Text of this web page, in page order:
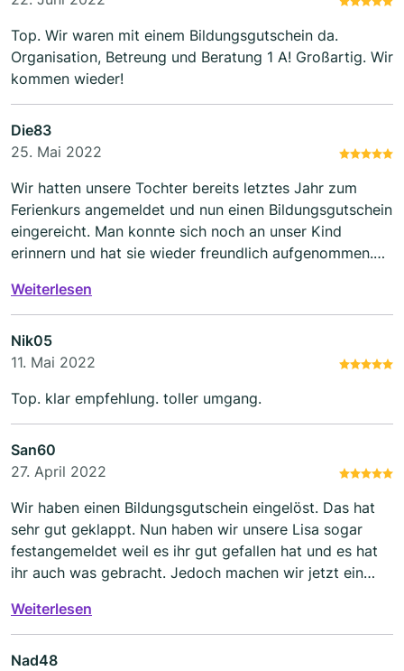
Top. Wir waren mit einem Bildungsgutschein da.
Organisation, Betreung und Beratung 1 A! Großartig. Wir
kommen wieder!
Die83
25. Mai 2022
Wir hatten unsere Tochter bereits letztes Jahr zum
Ferienkurs angemeldet und nun einen Bildungsgutschein
eingereicht. Man konnte sich noch an unser Kind
erinnern und hat sie wieder freundlich aufgenommen.
Nachhilfelehrer sehr nett und kompetent.
Weiterlesen
Nik05
11. Mai 2022
Top. klar empfehlung. toller umgang.
San60
27. April 2022
Wir haben einen Bildungsgutschein eingelöst. Das hat
sehr gut geklappt. Nun haben wir unsere Lisa sogar
festangemeldet weil es ihr gut gefallen hat und es hat
ihr auch was gebracht. Jedoch machen wir jetzt ein
Weiterlesen
Nad48